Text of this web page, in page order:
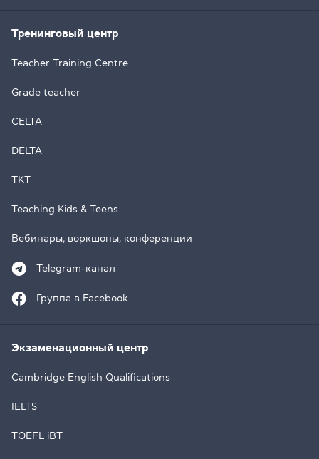
Тренинговый центр
Teacher Training Centre
Grade teacher
CELTA
DELTA
TKT
Teaching Kids & Teens
Вебинары, воркшопы, конференции
Telegram-канал
Группа в Facebook
Экзаменационный центр
Cambridge English Qualifications
IELTS
TOEFL iBT